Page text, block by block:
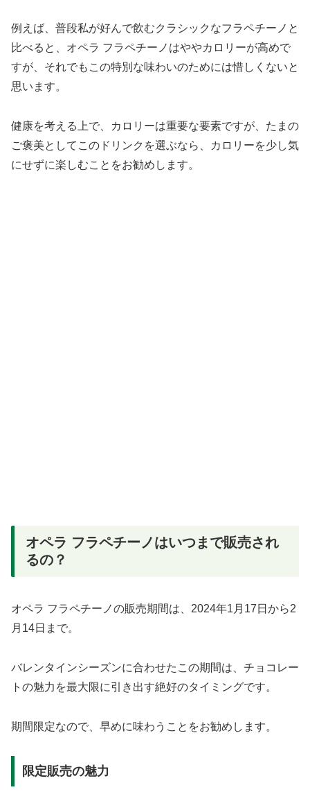
例えば、普段私が好んで飲むクラシックなフラペチーノと
比べると、オペラ フラペチーノはややカロリーが高めで
すが、それでもこの特別な味わいのためには惜しくないと
思います。
健康を考える上で、カロリーは重要な要素ですが、たまの
ご褒美としてこのドリンクを選ぶなら、カロリーを少し気
にせずに楽しむことをお勧めします。
オペラ フラペチーノはいつまで販売され
るの？
オペラ フラペチーノの販売期間は、2024年1月17日から2
月14日まで。
バレンタインシーズンに合わせたこの期間は、チョコレー
トの魅力を最大限に引き出す絶好のタイミングです。
期間限定なので、早めに味わうことをお勧めします。
限定販売の魅力